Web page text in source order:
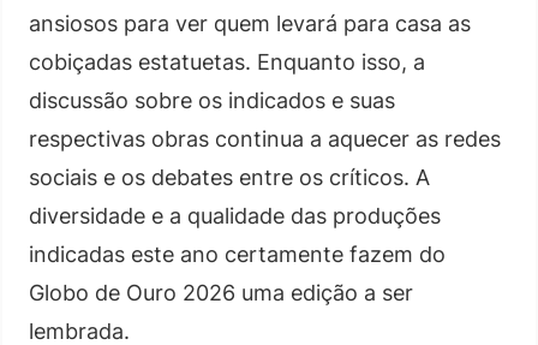
ansiosos para ver quem levará para casa as
cobiçadas estatuetas. Enquanto isso, a
discussão sobre os indicados e suas
respectivas obras continua a aquecer as redes
sociais e os debates entre os críticos. A
diversidade e a qualidade das produções
indicadas este ano certamente fazem do
Globo de Ouro 2026 uma edição a ser
lembrada.